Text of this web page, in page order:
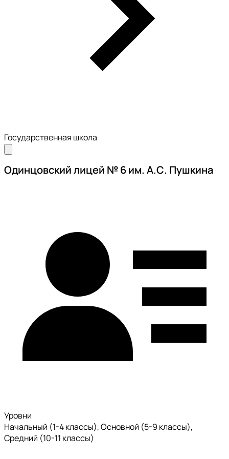
Государственная школа
Одинцовский лицей № 6 им. А.С. Пушкина
Уровни
Начальный (1-4 классы), Основной (5-9 классы),
Средний (10-11 классы)